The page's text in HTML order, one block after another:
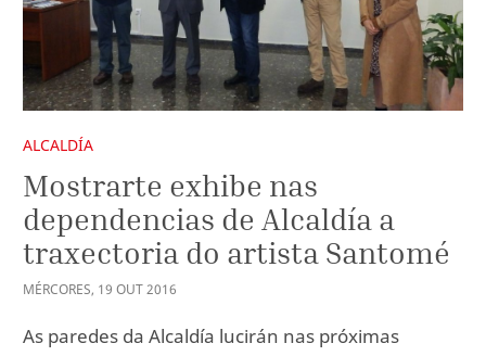
ALCALDÍA
Mostrarte exhibe nas
dependencias de Alcaldía a
traxectoria do artista Santomé
MÉRCORES, 19 OUT2016
As paredes da Alcaldía lucirán nas próximas